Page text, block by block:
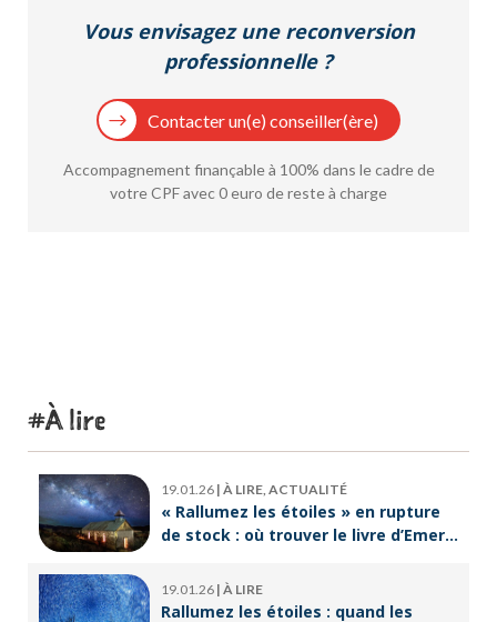
Vous envisagez une reconversion
professionnelle ?
Contacter un(e) conseiller(ère)
Accompagnement finançable à 100% dans le cadre de
votre CPF avec 0 euro de reste à charge
À lire
19.01.26 | À LIRE, ACTUALITÉ
« Rallumez les étoiles » en rupture
de stock : où trouver le livre d’Emeric
19.01.26 | À LIRE
Rallumez les étoiles : quand les